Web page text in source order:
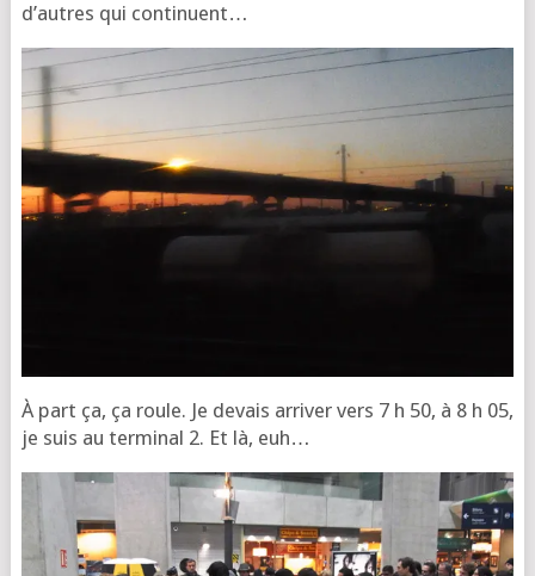
d’autres qui continuent…
À part ça, ça roule. Je devais arri­ver vers 7 h 50, à 8 h 05,
je suis au ter­mi­nal 2. Et là, euh…